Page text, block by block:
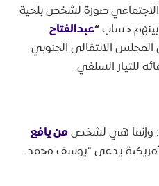
صورة لشخص بلحية
حساب“عبدالفتاح
المجلس الانتقالي الجنوبي
للتيار السلفي.
وإنما هي لشخصمن يافع
يدعى “يوسف محمد